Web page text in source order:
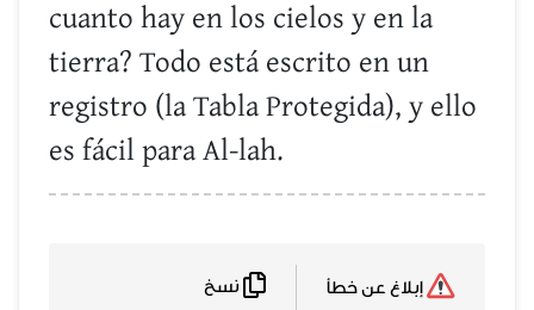
cuanto hay en los cielos y en la
tierra? Todo está escrito en un
registro (la Tabla Protegida), y ello
es fácil para Al-lah.